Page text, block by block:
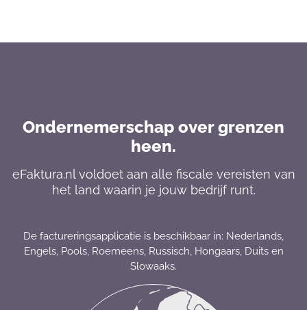
Ondernemerschap over grenzen
heen.
eFaktura.nl voldoet aan alle fiscale vereisten van
het land waarin je jouw bedrijf runt.
De factureringsapplicatie is beschikbaar in: Nederlands,
Engels, Pools, Roemeens, Russisch, Hongaars, Duits en
Slowaaks.